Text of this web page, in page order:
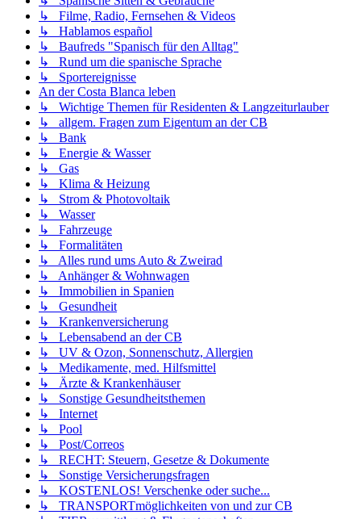
↳ Filme, Radio, Fernsehen & Videos
↳ Hablamos español
↳ Baufreds "Spanisch für den Alltag"
↳ Rund um die spanische Sprache
↳ Sportereignisse
An der Costa Blanca leben
↳ Wichtige Themen für Residenten & Langzeiturlauber
↳ allgem. Fragen zum Eigentum an der CB
↳ Bank
↳ Energie & Wasser
↳ Gas
↳ Klima & Heizung
↳ Strom & Photovoltaik
↳ Wasser
↳ Fahrzeuge
↳ Formalitäten
↳ Alles rund ums Auto & Zweirad
↳ Anhänger & Wohnwagen
↳ Immobilien in Spanien
↳ Gesundheit
↳ Krankenversicherung
↳ Lebensabend an der CB
↳ UV & Ozon, Sonnenschutz, Allergien
↳ Medikamente, med. Hilfsmittel
↳ Ärzte & Krankenhäuser
↳ Sonstige Gesundheitsthemen
↳ Internet
↳ Pool
↳ Post/Correos
↳ RECHT: Steuern, Gesetze & Dokumente
↳ Sonstige Versicherungsfragen
↳ KOSTENLOS! Verschenke oder suche...
↳ TRANSPORTmöglichkeiten von und zur CB